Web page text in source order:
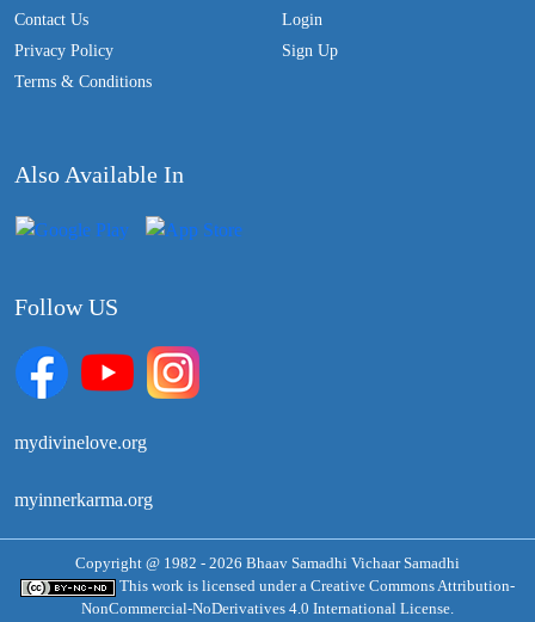
Contact Us
Privacy Policy
Terms & Conditions
Login
Sign Up
Also Available In
Follow US
mydivinelove.org
myinnerkarma.org
Copyright @ 1982 - 2026 Bhaav Samadhi Vichaar Samadhi
This work is licensed under a Creative Commons Attribution-
NonCommercial-NoDerivatives 4.0 International License.